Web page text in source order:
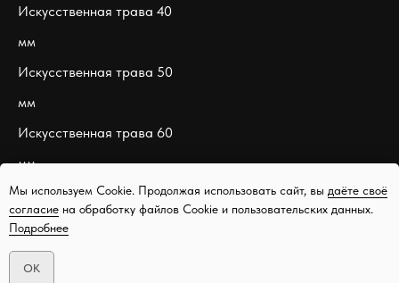
Искусственная трава 40
мм
Искусственная трава 50
мм
Искусственная трава 60
мм
Мы используем Cookie. Продолжая использовать сайт, вы даёте своё
согласие на обработку файлов Сookie и пользовательских данных.
Подробнее
OK